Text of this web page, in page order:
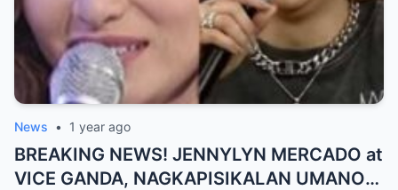
News • 1 year ago
BREAKING NEWS! JENNYLYN MERCADO at
VICE GANDA, NAGKAPISIKALAN UMANO